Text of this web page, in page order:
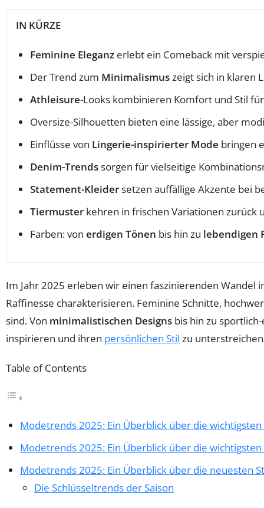
IN KÜRZE
Feminine Eleganz erlebt ein Comeback mit
Der Trend zum Minimalismuszeigt sich in klaren
Athleisure-Looks kombinieren Komfort und Stil
Oversize-Silhouetten bieten eine lässige, aber
Einflüsse von Lingerie-inspirierter Mode bringen
Denim-Trendssorgen für vielseitige
Statement-Kleidersetzen auffällige Akzente bei
Tiermuster kehren in frischen Variationen zurück
Farben: von erdigen Tönen bis hin zu lebendigen
Im Jahr 2025 erleben wir einen faszinierenden Wandel
Raffinesse charakterisieren. Feminine Schnitte,
sind. Von minimalistischen Designs bis hin zu
inspirieren und ihren persönlichen Stil zu
Table of Contents
Modetrends 2025: Ein Überblick über die wichtigsten
Modetrends 2025: Ein Überblick über die wichtigsten
Modetrends 2025: Ein Überblick über die neuesten
Die Schlüsseltrends der Saison